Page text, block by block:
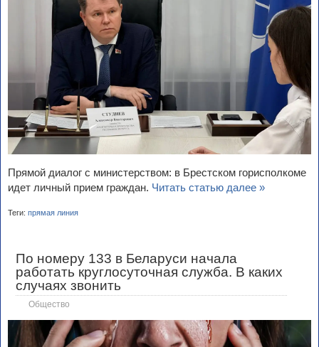
Прямой диалог с министерством: в Брестском горисполкоме
идет личный прием граждан. Читать статью далее »
Теги: прямая линия
По номеру 133 в Беларуси начала
работать круглосуточная служба. В каких
случаях звонить
Общество